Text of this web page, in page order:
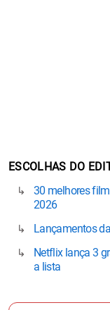
ESCOLHAS DO
30 melhores
2026
Lançamentos
Netflix lança 3
a lista